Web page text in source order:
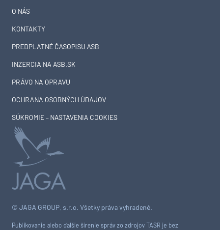
© JAGA GROUP, s.r.o. Všetky práva vyhradené.
Publikovanie alebo ďalšie šírenie správ zo zdrojov TASR je bez
O NÁS
KONTAKTY
PREDPLATNÉ ČASOPISU ASB
INZERCIA NA ASB.SK
PRÁVO NA OPRAVU
OCHRANA OSOBNÝCH ÚDAJOV
SÚKROMIE – NASTAVENIA COOKIES